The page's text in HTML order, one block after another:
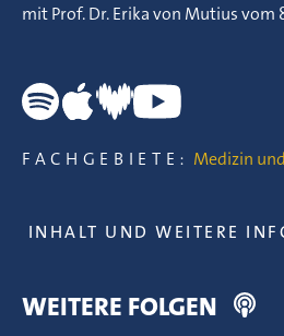
mit Prof. Dr. Erika von Mutius vom
FACHGEBIETE: Medizin
INHALT UND WEITERE
WEITERE FOLGEN